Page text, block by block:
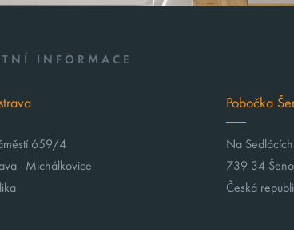
INFORMACE
659/4
- Michálkovice
Pobočka
Na
739 34
Česká